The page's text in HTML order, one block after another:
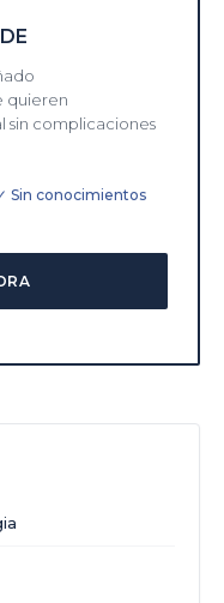
quieren
sin complicaciones
Sin conocimientos